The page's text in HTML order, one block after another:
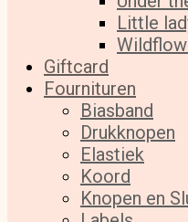
Little
Giftcard
Fournituren
Biasband
Drukknopen
Elastiek
Koord
Knopen en